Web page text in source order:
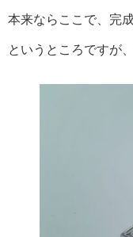
本来ならここで、完成
というところですが